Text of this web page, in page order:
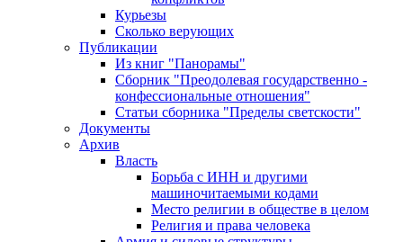
Курьезы
Сколько верующих
Публикации
Из книг "Панорамы"
Сборник "Преодолевая государственно -
конфессиональные отношения"
Статьи сборника "Пределы светскости"
Документы
Архив
Власть
Борьба с ИНН и другими
машиночитаемыми кодами
Место религии в обществе в целом
Религия и права человека